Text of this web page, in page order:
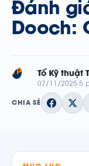
Đánh
Dooch:
TP Tổ Kỹ thuật
07/11/2025 5
CHIA SẺ